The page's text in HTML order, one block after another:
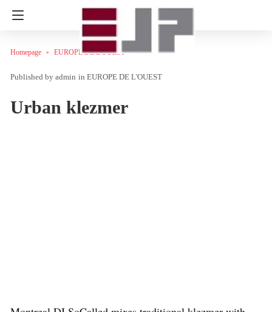
Homepage EUROPE DE L'OUEST
admin in EUROPE DE L'OUEST
Urban klezmer